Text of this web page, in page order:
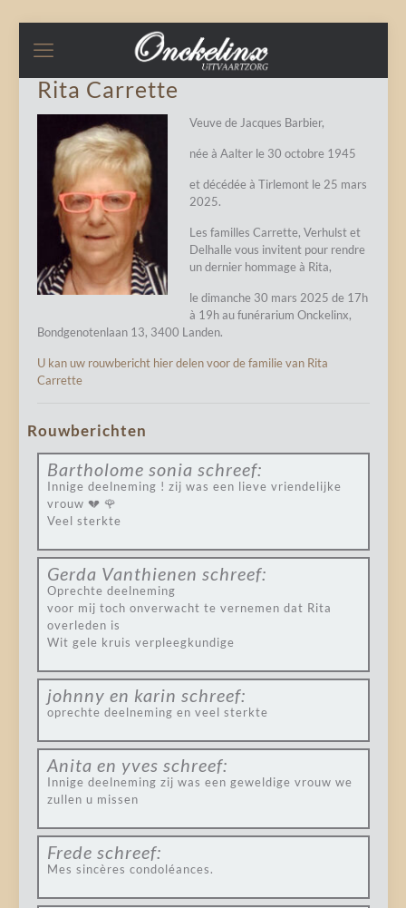
Rita Carrette
Veuve de Jacques Barbier,
née à Aalter le 30 octobre 1945
et décédée à Tirlemont le 25 mars
2025.
Les familles Carrette, Verhulst et
Delhalle vous invitent pour rendre
un dernier hommage à Rita,
le dimanche 30 mars 2025 de 17h
à 19h au funérarium Onckelinx,
Bondgenotenlaan 13, 3400 Landen.
U kan uw rouwbericht hier delen voor de familie van Rita
Carrette
Rouwberichten
Bartholome sonia schreef:
Innige deelneming ! zij was een lieve vriendelijke
vrouw 💔 🌹
Veel sterkte
Gerda Vanthienen schreef:
Oprechte deelneming
voor mij toch onverwacht te vernemen dat Rita
overleden is
Wit gele kruis verpleegkundige
johnny en karin schreef:
oprechte deelneming en veel sterkte
Anita en yves schreef:
Innige deelneming zij was een geweldige vrouw we
zullen u missen
Frede schreef:
Mes sincères condoléances.